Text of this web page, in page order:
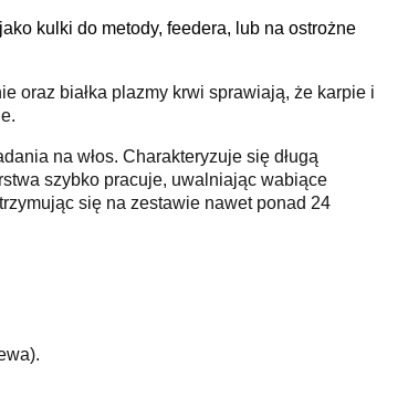
kulki do metody, feedera, lub na ostrożne
oraz białka plazmy krwi sprawiają, że karpie i
na włos. Charakteryzuje się długą
szybko pracuje, uwalniając wabiące
się na zestawie nawet ponad 24